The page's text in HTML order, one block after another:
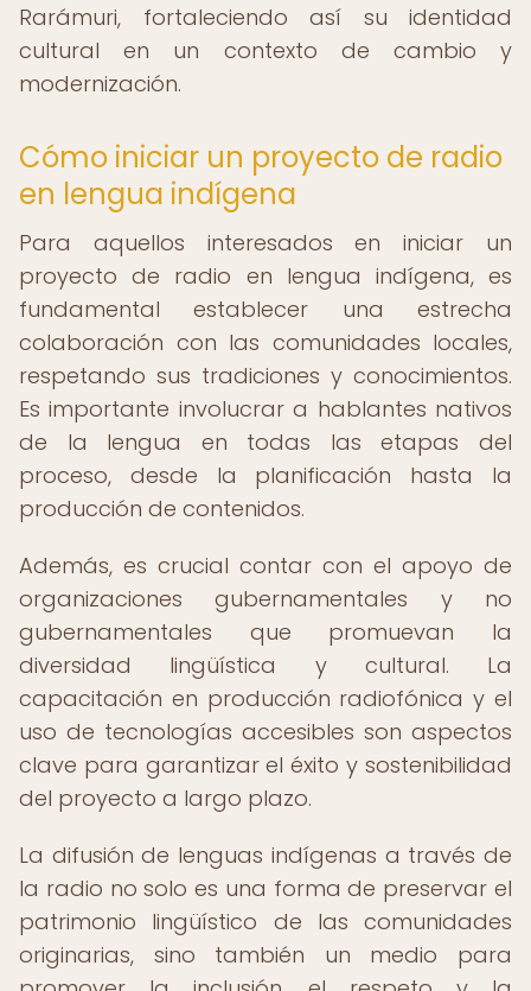
Rarámuri, fortaleciendo así su identidad
cultural en un contexto de cambio y
modernización.
Cómo iniciar un proyecto de radio
en lengua indígena
Para aquellos interesados en iniciar un
proyecto de radio en lengua indígena, es
fundamental establecer una estrecha
colaboración con las comunidades locales,
respetando sus tradiciones y conocimientos.
Es importante involucrar a hablantes nativos
de la lengua en todas las etapas del
proceso, desde la planificación hasta la
producción de contenidos.
Además, es crucial contar con el apoyo de
organizaciones gubernamentales y no
gubernamentales que promuevan la
diversidad lingüística y cultural. La
capacitación en producción radiofónica y el
uso de tecnologías accesibles son aspectos
clave para garantizar el éxito y sostenibilidad
del proyecto a largo plazo.
La difusión de lenguas indígenas a través de
la radio no solo es una forma de preservar el
patrimonio lingüístico de las comunidades
originarias, sino también un medio para